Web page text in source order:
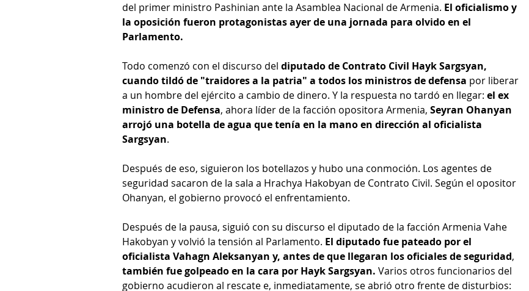
del primer ministro Pashinian ante la Asamblea Nacional de Armenia. El oficialismo y
la oposición fueron protagonistas ayer de una jornada para olvido en el
Parlamento.
Todo comenzó con el discurso del diputado de Contrato Civil Hayk Sargsyan,
cuando tildó de "traidores a la patria" a todos los ministros de defensa por liberar
a un hombre del ejército a cambio de dinero. Y la respuesta no tardó en llegar: el ex
ministro de Defensa, ahora líder de la facción opositora Armenia, Seyran Ohanyan
arrojó una botella de agua que tenía en la mano en dirección al oficialista
Sargsyan.
Después de eso, siguieron los botellazos y hubo una conmoción. Los agentes de
seguridad sacaron de la sala a Hrachya Hakobyan de Contrato Civil. Según el opositor
Ohanyan, el gobierno provocó el enfrentamiento.
Después de la pausa, siguió con su discurso el diputado de la facción Armenia Vahe
Hakobyan y volvió la tensión al Parlamento. El diputado fue pateado por el
oficialista Vahagn Aleksanyan y, antes de que llegaran los oficiales de seguridad,
también fue golpeado en la cara por Hayk Sargsyan. Varios otros funcionarios del
gobierno acudieron al rescate e, inmediatamente, se abrió otro frente de disturbios: